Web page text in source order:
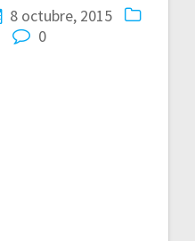
8 octubre, 2015
0